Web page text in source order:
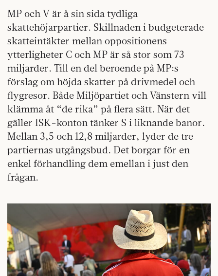
MP och V är å sin sida tydliga
skattehöjarpartier. Skillnaden i budgeterade
skatteintäkter mellan oppositionens
ytterligheter C och MP är så stor som 73
miljarder. Till en del beroende på MP:s
förslag om höjda skatter på drivmedel och
flygresor. Både Miljöpartiet och Vänstern vill
klämma åt “de rika” på flera sätt. När det
gäller ISK-konton tänker S i liknande banor.
Mellan 3,5 och 12,8 miljarder, lyder de tre
partiernas utgångsbud. Det borgar för en
enkel förhandling dem emellan i just den
frågan.